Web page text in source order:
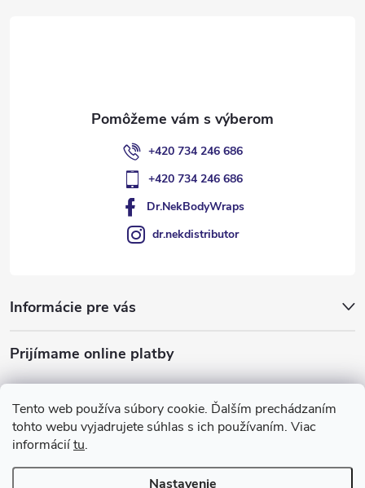
Tento web používa súbory cookie. Ďalším prechádzaním
tohto webu vyjadrujete súhlas s ich používaním. Viac
informáciítu.
Nastavenie
+420 734 246 686
+420 734 246 686
Dr.NekBodyWraps
dr.nekdistributor
Informácie pre vás
Prijímame online platby